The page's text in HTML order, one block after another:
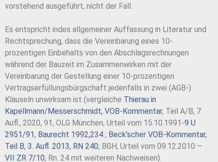
vorstehend ausgeführt, nicht der Fall.
Es entspricht indes allgemeiner Auffassung in Literatur und
Rechtsprechung, dass die Vereinbarung eines 10-
prozentigen Einbehalts von den Abschlagsrechnungen
während der Bauzeit im Zusammenwirken mit der
Vereinbarung der Gestellung einer 10-prozentigen
Vertragserfüllungsbürgschaft jedenfalls in zwei (AGB-)
Klauseln unwirksam ist (vergleiche Thierau in
Kapellmann/Messerschmidt, VOB-Kommentar, Teil A/B, 7.
Aufl., 2020, 91, OLG München, Urteil vom 15.10.1991-9 U
2951/91, Baurecht 1992,234 ; Beck’scher VOB-Kommentar,
Teil B, 3. Aufl. 2013, RN 240; BGH, Urteil vom 09.12.2010 –
VII ZR 7/10, Rn. 24 mit weiteren Nachweisen).